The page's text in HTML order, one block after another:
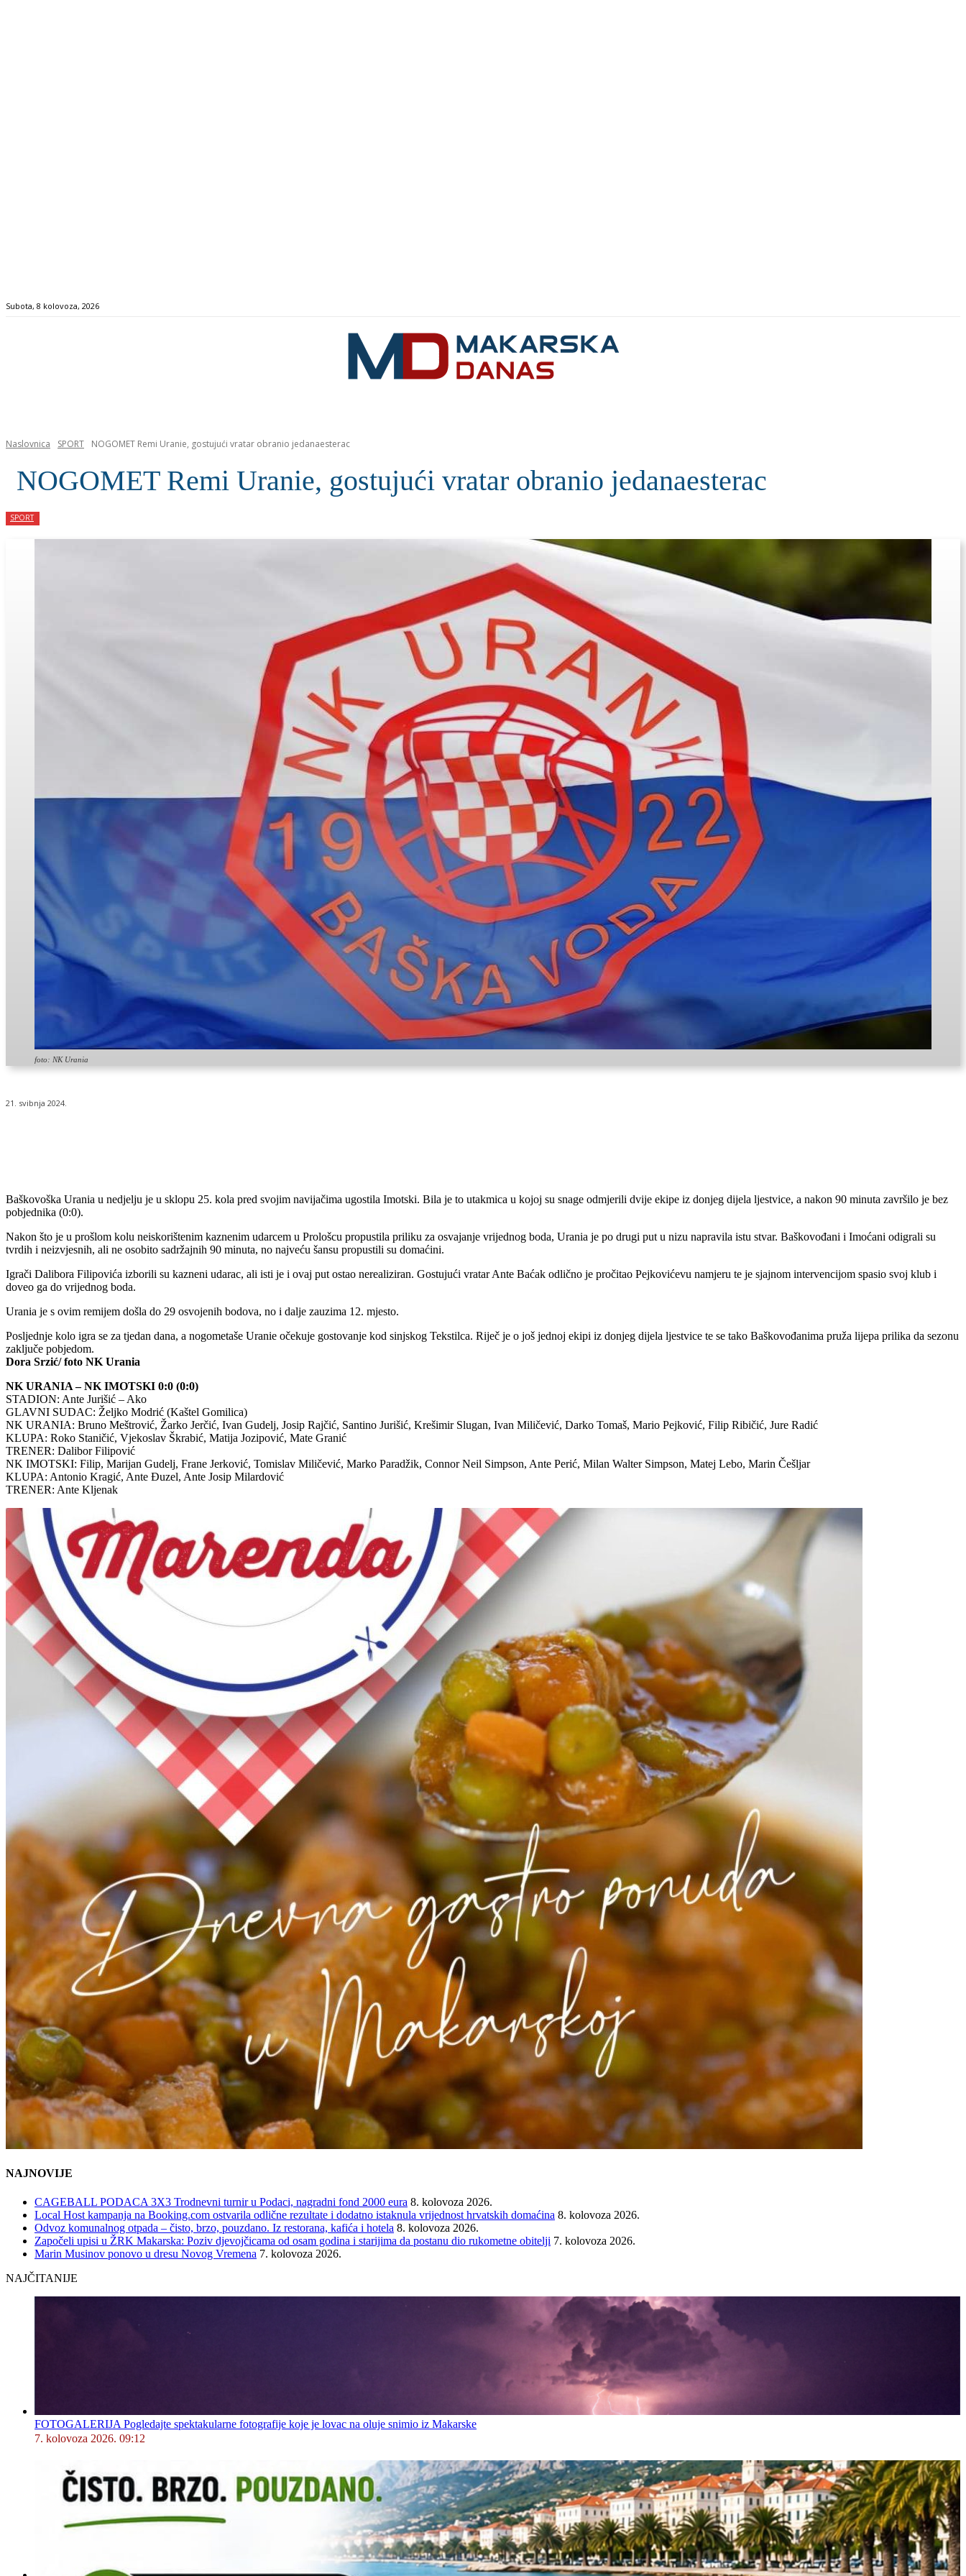
Subota, 8 kolovoza, 2026
Naslovnica SPORT NOGOMET Remi Uranie, gostujući vratar obranio jedanaesterac
NOGOMET Remi Uranie, gostujući vratar obranio jedanaesterac
SPORT
foto: NK Urania
21. svibnja 2024.
Baškovoška Urania u nedjelju je u sklopu 25. kola pred svojim navijačima ugostila Imotski. Bila je to utakmica u kojoj su snage odmjerili dvije ekipe iz donjeg dijela ljestvice, a nakon 90 minuta završilo je bez
pobjednika (0:0).
Nakon što je u prošlom kolu neiskorištenim kaznenim udarcem u Prološcu propustila priliku za osvajanje vrijednog boda, Urania je po drugi put u nizu napravila istu stvar. Baškovođani i Imoćani odigrali su
tvrdih i neizvjesnih, ali ne osobito sadržajnih 90 minuta, no najveću šansu propustili su domaćini.
Igrači Dalibora Filipovića izborili su kazneni udarac, ali isti je i ovaj put ostao nerealiziran. Gostujući vratar Ante Baćak odlično je pročitao Pejkovićevu namjeru te je sjajnom intervencijom spasio svoj klub i
doveo ga do vrijednog boda.
Urania je s ovim remijem došla do 29 osvojenih bodova, no i dalje zauzima 12. mjesto.
Posljednje kolo igra se za tjedan dana, a nogometaše Uranie očekuje gostovanje kod sinjskog Tekstilca. Riječ je o još jednoj ekipi iz donjeg dijela ljestvice te se tako Baškovođanima pruža lijepa prilika da sezonu
zaključe pobjedom.
Dora Srzić/ foto NK Urania
NK URANIA – NK IMOTSKI 0:0 (0:0)
STADION: Ante Jurišić – Ako
GLAVNI SUDAC: Željko Modrić (Kaštel Gomilica)
NK URANIA: Bruno Meštrović, Žarko Jerčić, Ivan Gudelj, Josip Rajčić, Santino Jurišić, Krešimir Slugan, Ivan Miličević, Darko Tomaš, Mario Pejković, Filip Ribičić, Jure Radić
KLUPA: Roko Staničić, Vjekoslav Škrabić, Matija Jozipović, Mate Granić
TRENER: Dalibor Filipović
NK IMOTSKI: Filip, Marijan Gudelj, Frane Jerković, Tomislav Miličević, Marko Paradžik, Connor Neil Simpson, Ante Perić, Milan Walter Simpson, Matej Lebo, Marin Češljar
KLUPA: Antonio Kragić, Ante Đuzel, Ante Josip Milardović
TRENER: Ante Kljenak
NAJNOVIJE
CAGEBALL PODACA 3X3 Trodnevni turnir u Podaci, nagradni fond 2000 eura 8. kolovoza 2026.
Local Host kampanja na Booking.com ostvarila odlične rezultate i dodatno istaknula vrijednost hrvatskih domaćina 8. kolovoza 2026.
Odvoz komunalnog otpada – čisto, brzo, pouzdano. Iz restorana, kafića i hotela 8. kolovoza 2026.
Započeli upisi u ŽRK Makarska: Poziv djevojčicama od osam godina i starijima da postanu dio rukometne obitelji 7. kolovoza 2026.
Marin Musinov ponovo u dresu Novog Vremena 7. kolovoza 2026.
NAJČITANIJE
FOTOGALERIJA Pogledajte spektakularne fotografije koje je lovac na oluje snimio iz Makarske
7. kolovoza 2026. 09:12